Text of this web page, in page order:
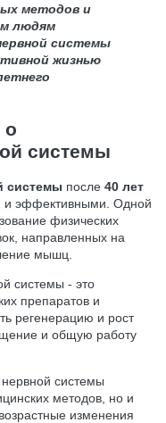
методов и
людям
системы
жизнью
о
системы
системы после 40 лет
и эффективными. Одной
физических
направленных на
мышц.
системы - это
препаратов и
регенерацию и рост
и общую работу
системы
методов, но и
изменения